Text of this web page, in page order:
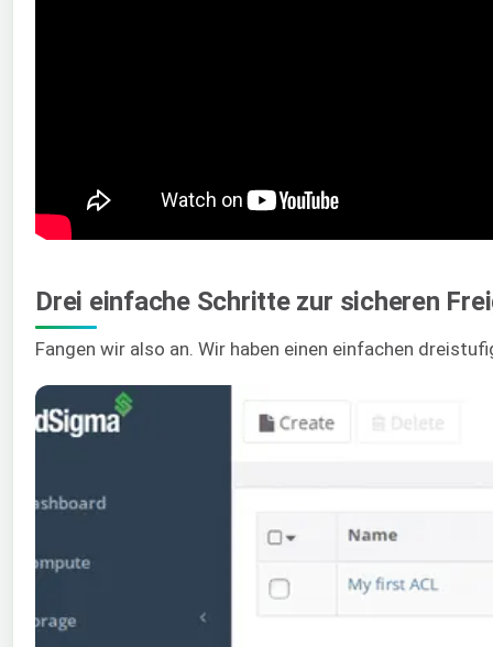
Drei einfache Schritte zur sicheren
Fangen wir also an. Wir haben einen einfachen